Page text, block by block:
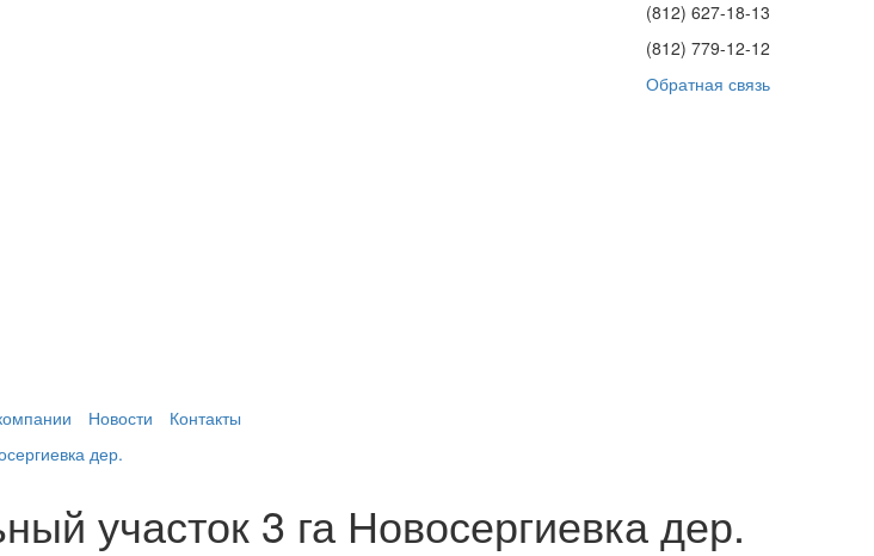
(812) 627-18-13
(812) 779-12-12
Обратная связь
Новости
Контакты
дер.
участок 3 га Новосергиевка дер.